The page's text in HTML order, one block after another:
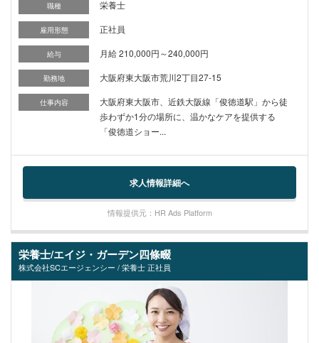
職種 栄養士
雇用形態 正社員
給与 月給 210,000円～240,000円
勤務地 大阪府東大阪市荒川2丁目27-15
仕事内容
大阪府東大阪市、近鉄大阪線「俊徳道駅」から徒
歩わずか1分の場所に、温かなケアを提供する
「俊徳道ショー...
求人情報詳細へ
情報提供元：HR Ads Platform
栄養士/エイジ・ガーデン四條畷
株式会社SCエージェンシー / 栄養士 正社員